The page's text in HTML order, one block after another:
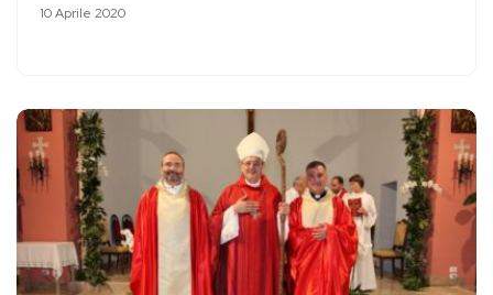
10 Aprile 2020